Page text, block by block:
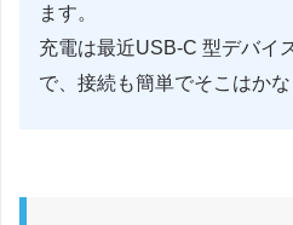
ます。
充電は最近USB-C 型デバイ
で、接続も簡単でそこはかな